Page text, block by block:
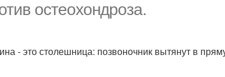
остеохондроза.
- это столешница: позвоночник вытянут в